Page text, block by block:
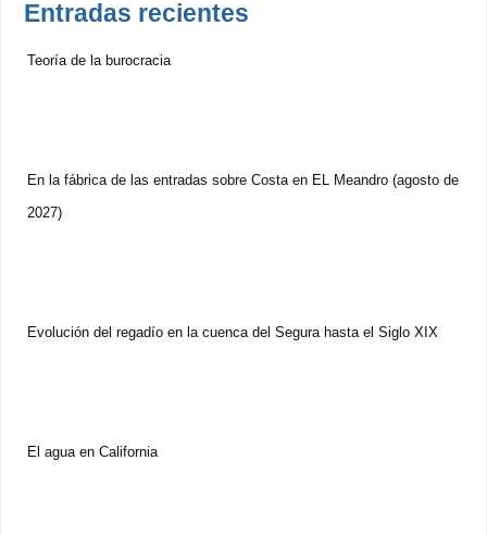
Entradas recientes
Teoría de la burocracia
En la fábrica de las entradas sobre Costa en EL Meandro (agosto de
2027)
Evolución del regadío en la cuenca del Segura hasta el Siglo XIX
El agua en California